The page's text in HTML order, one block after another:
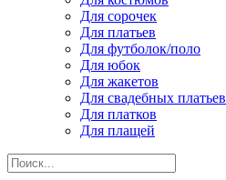
Для сорочек
Для платьев
Для футболок/поло
Для юбок
Для жакетов
Для свадебных платьев
Для платков
Для плащей